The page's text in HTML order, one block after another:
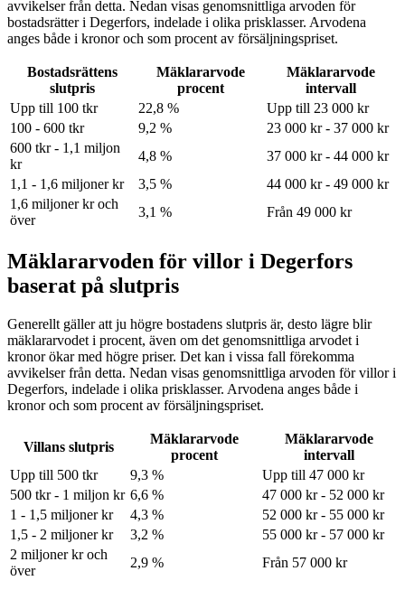
avvikelser från detta. Nedan visas genomsnittliga arvoden för
bostadsrätteri Degerfors, indelade i olika prisklasser. Arvodena
anges både i kronor och som procent av försäljningspriset.
Bostadsrättens
slutpris
Mäklararvode
procent
Mäklararvode
intervall
Upp till 100 tkr
22,8 %
Upp till 23 000 kr
100 - 600 tkr
9,2 %
23 000 kr - 37 000 kr
600 tkr - 1,1 miljon
kr
4,8 %
37 000 kr - 44 000 kr
1,1 - 1,6 miljoner kr
3,5 %
44 000 kr - 49 000 kr
1,6 miljoner kr och
över
3,1 % Från 49 000 kr
Mäklararvoden för villor i Degerfors
baserat på slutpris
Generellt gäller att ju högre bostadens slutpris är, desto lägre blir
mäklararvodet i procent, även om det genomsnittliga arvodet i
kronor ökar med högre priser. Det kan i vissa fall förekomma
avvikelser från detta. Nedan visas genomsnittliga arvoden förvillori
Degerfors, indelade i olika prisklasser. Arvodena anges både i
kronor och som procent av försäljningspriset.
Villans slutpris
Mäklararvode
procent
Mäklararvode
intervall
Upp till 500 tkr
9,3 %
Upp till 47 000 kr
500 tkr - 1 miljon kr 6,6 %
47 000 kr - 52 000 kr
1 - 1,5 miljoner kr
4,3 %
52 000 kr - 55 000 kr
1,5 - 2 miljoner kr
3,2 %
55 000 kr - 57 000 kr
2 miljoner kr och
över
2,9 % Från 57 000 kr